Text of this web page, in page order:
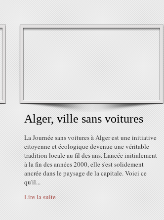
Alger, ville sans voitures
La Journée sans voitures à Alger est une initiative
citoyenne et écologique devenue une véritable
tradition locale au fil des ans. Lancée initialement
à la fin des années 2000, elle s'est solidement
ancrée dans le paysage de la capitale. Voici ce
qu'il...
Lire la suite